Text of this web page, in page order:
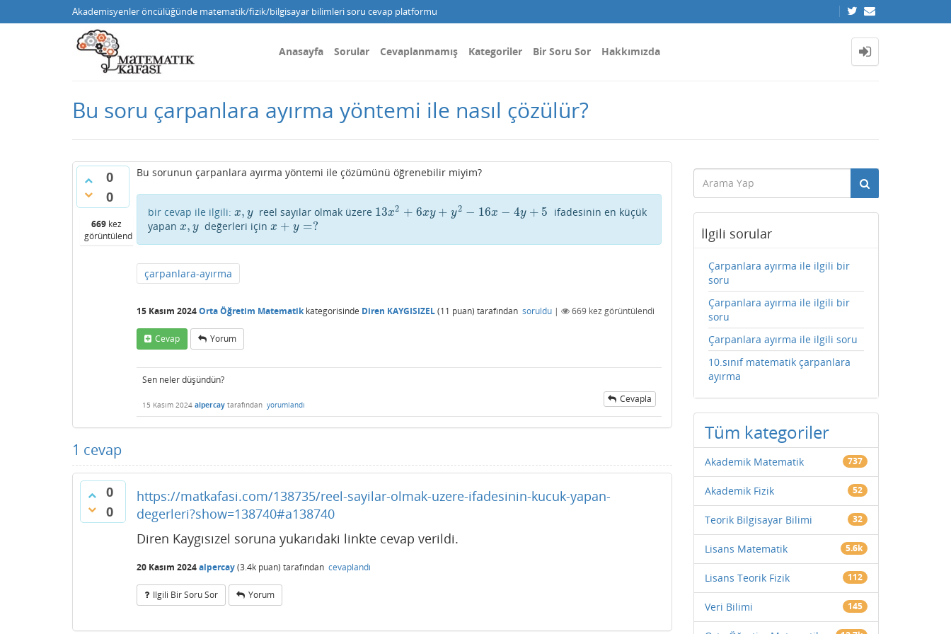
Akademisyenler öncülüğünde matematik/fizik/bilgisayar bilimleri soru cevap platformu
Anasayfa Sorular Cevaplanmamış Kategoriler Bir Soru Sor Hakkımızda
Bu soru çarpanlara ayırma yöntemi ile nasıl çözülür?
0
0
669 kez
görüntülendi
Bu sorunun çarpanlara ayırma yöntemi ile çözümünü öğrenebilir miyim?
bir cevap ile ilgili: x, y
x,y reel sayılar olmak üzere 13x2 + 6xy + y2 − 16x − 4y + 5
13x2+ 6x y+y2−16x− 4y+ 5
ifadesinin en küçük
yapan x, y
x,y değerleri içinx + y =?
x+y= ?
çarpanlara-ayırma
15 Kasım 2024Orta Öğretim Matematikkategorisinde Diren KAYGISIZEL(11 puan) tarafından soruldu | 669 kez görüntülendi
Cevap Yorum
Sen neler düşündün?
15 Kasım 2024 alpercay tarafından yorumlandı Cevapla
1 cevap
0
0
https://matkafasi.com/138735/reel-sayilar-olmak-uzere-ifadesinin-kucuk-yapan-
degerleri?show=138740#a138740
Diren Kaygısızel soruna yukarıdaki linkte cevap verildi.
20 Kasım 2024alpercay(3.4k puan) tarafından cevaplandı
Ilgili Bir Soru Sor Yorum
İlgili sorular
Çarpanlara ayırma ile ilgili bir
soru
Çarpanlara ayırma ile ilgili bir
soru
Çarpanlara ayırma ile ilgili soru
10.sınıf matematik çarpanlara
ayırma
Tüm kategoriler
Akademik Matematik 737
Akademik Fizik 52
Teorik Bilgisayar Bilimi 32
Lisans Matematik 5.6k
Lisans Teorik Fizik 112
Veri Bilimi 145